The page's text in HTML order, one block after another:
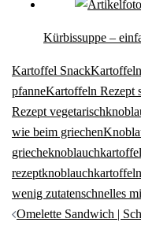
Kürbissuppe –
Kartoffel SnackKartoffeln
pfanneKartoffeln Rezept
Rezept vegetarisch
wie beim griechen
grieche
rezept
wenig zutatenschnelles
Omelette Sandwich |